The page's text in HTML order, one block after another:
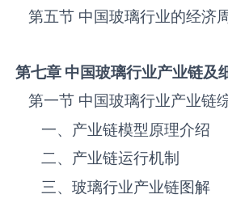
第五节 中国‌‌‌‌玻璃‌‌‌‌‌‌‌‌‌‌‌‌‌行业的经济
第七章 中国玻璃行业产业链及
第一节 中国‌‌‌‌玻璃‌‌‌‌‌‌‌‌‌‌‌‌‌行业产业链
一、产业链模型原理介绍
二、产业链运行机制
三、‌‌‌‌玻璃‌‌‌‌‌‌‌‌‌‌‌‌‌行业产业链图解